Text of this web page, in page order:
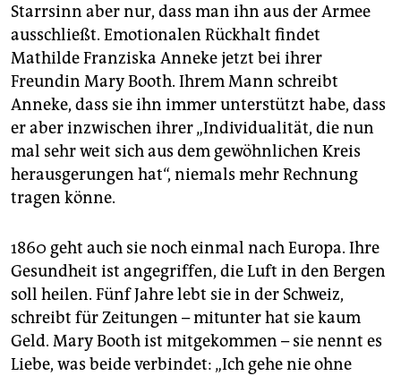
Starrsinn aber nur, dass man ihn aus der Armee
ausschließt. Emotionalen Rückhalt findet
Mathilde Franziska Anneke jetzt bei ihrer
Freundin Mary Booth. Ihrem Mann schreibt
Anneke, dass sie ihn immer unterstützt habe, dass
er aber inzwischen ihrer „Individualität, die nun
mal sehr weit sich aus dem gewöhnlichen Kreis
herausgerungen hat“, niemals mehr Rechnung
tragen könne.
1860 geht auch sie noch einmal nach Europa. Ihre
Gesundheit ist angegriffen, die Luft in den Bergen
soll heilen. Fünf Jahre lebt sie in der Schweiz,
schreibt für Zeitungen – mitunter hat sie kaum
Geld. Mary Booth ist mitgekommen – sie nennt es
Liebe, was beide verbindet: „Ich gehe nie ohne